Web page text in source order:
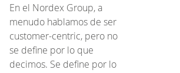
En el Nordex Group, a
menudo hablamos de ser
customer-centric, pero no
se define por lo que
decimos. Se define por lo